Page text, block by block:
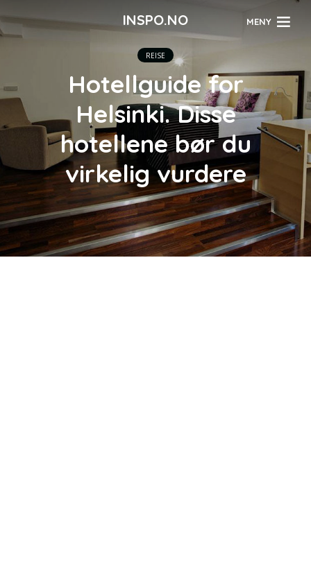
INSPO.NO MENY
REISE
Hotellguide for
Helsinki. Disse
hotellene bør du
virkelig vurdere